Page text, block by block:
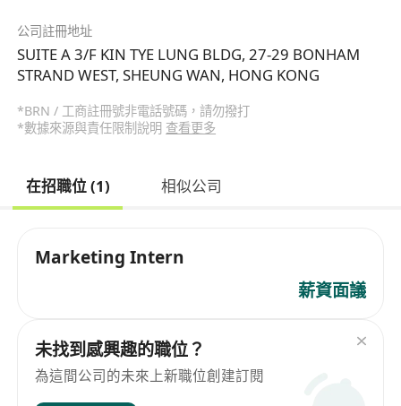
公司註冊地址
SUITE A 3/F KIN TYE LUNG BLDG, 27-29 BONHAM
STRAND WEST, SHEUNG WAN, HONG KONG
*BRN / 工商註冊號非電話號碼，請勿撥打
*數據來源與責任限制說明 查看更多
在招職位 (1) 相似公司
Marketing Intern
薪資面議
未找到感興趣的職位？
為這間公司的未來上新職位創建訂閱